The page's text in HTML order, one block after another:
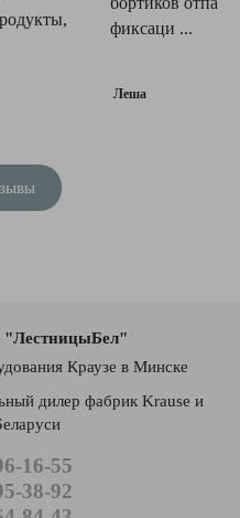
фиксаци ...
Леша
Краузе в Минске
дилер фабрик Krause и
16-55
38-92